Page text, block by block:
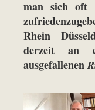
man sich oft
Rhein
derzeit an
ausgefallenen